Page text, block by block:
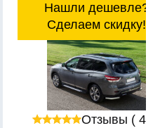
Нашли дешевле?
Сделаем скидку!
Отзывы ( 42 )